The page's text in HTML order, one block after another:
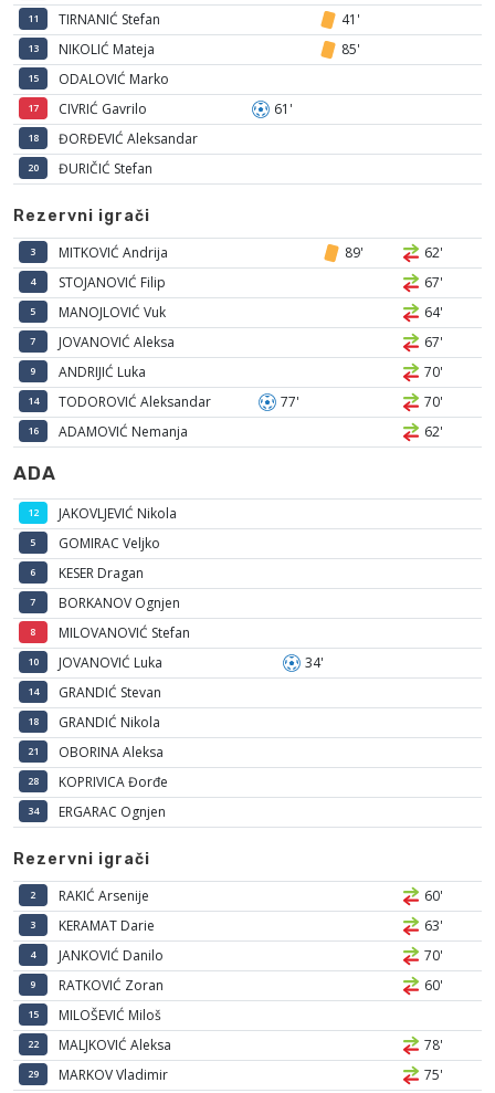
11 TIRNANIĆ Stefan 41'
13 NIKOLIĆ Mateja 85'
15 ODALOVIĆ Marko
17 CIVRIĆ Gavrilo 61'
18 ĐORĐEVIĆ Aleksandar
20 ĐURIČIĆ Stefan
Rezervni igrači
3 MITKOVIĆ Andrija 89' 62'
4 STOJANOVIĆ Filip 67'
5 MANOJLOVIĆ Vuk 64'
7 JOVANOVIĆ Aleksa 67'
9 ANDRIJIĆ Luka 70'
14 TODOROVIĆ Aleksandar 77' 70'
16 ADAMOVIĆ Nemanja 62'
ADA
12 JAKOVLJEVIĆ Nikola
5 GOMIRAC Veljko
6 KESER Dragan
7 BORKANOV Ognjen
8 MILOVANOVIĆ Stefan
10 JOVANOVIĆ Luka 34'
14 GRANDIĆ Stevan
18 GRANDIĆ Nikola
21 OBORINA Aleksa
28 KOPRIVICA Đorđe
34 ERGARAC Ognjen
Rezervni igrači
2 RAKIĆ Arsenije 60'
3 KERAMAT Darie 63'
4 JANKOVIĆ Danilo 70'
9 RATKOVIĆ Zoran 60'
15 MILOŠEVIĆ Miloš
22 MALJKOVIĆ Aleksa 78'
29 MARKOV Vladimir 75'